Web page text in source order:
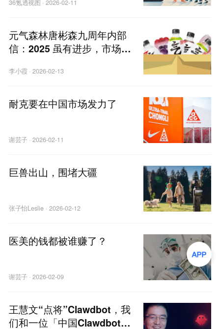
36氪透视图 · 2026-02-11
元气森林唐彬森九周年内部
信：2025 虽有进步，市场依
李小霞 ·2026-02-13
耐克要在中国市场发力了
谢芸子 ·2026-02-11
巨兽出山，围堵大疆
张子怡Leslie · 2026-02-12
医美的钱都被谁赚了？
谢芸子 ·2026-02-09
王慧文“点将”Clawdbot，我
们和一位「中国Clawdbot」